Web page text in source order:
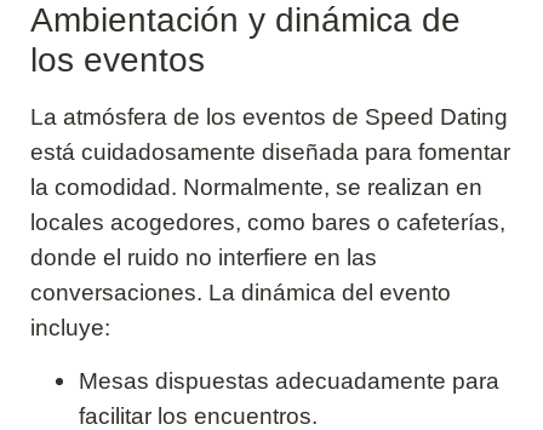
Ambientación y dinámica de
los eventos
La atmósfera de los eventos de Speed Dating
está cuidadosamente diseñada para fomentar
la comodidad. Normalmente, se realizan en
locales acogedores, como bares o cafeterías,
donde el ruido no interfiere en las
conversaciones. La dinámica del evento
incluye:
Mesas dispuestas adecuadamente para
facilitar los encuentros.